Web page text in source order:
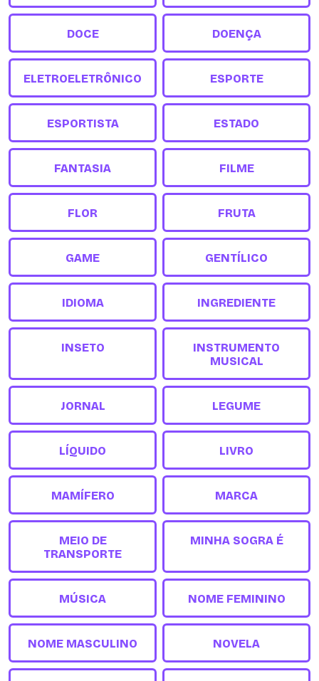
DOCE DOENÇA
ELETROELETRÔNICO ESPORTE
ESPORTISTA ESTADO
FANTASIA FILME
FLOR FRUTA
GAME GENTÍLICO
IDIOMA INGREDIENTE
INSETO
INSTRUMENTO
MUSICAL
JORNAL LEGUME
LÍQUIDO LIVRO
MAMÍFERO MARCA
MEIO DE
TRANSPORTE
MINHA SOGRA É
MÚSICA NOME FEMININO
NOME MASCULINO NOVELA